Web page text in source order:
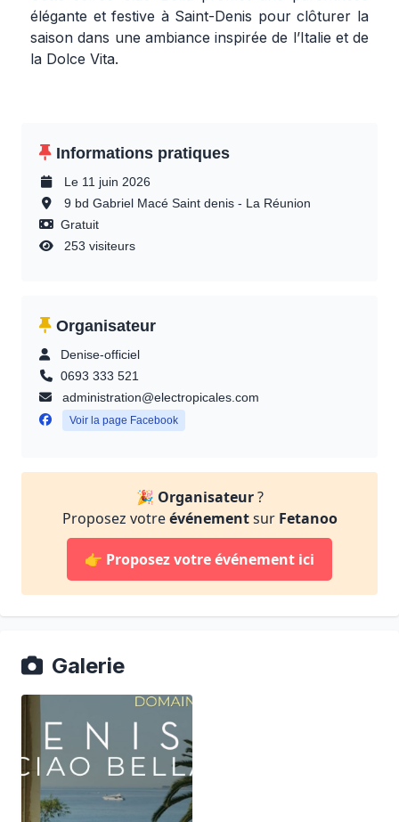
élégante et festive à Saint-Denis pour clôturer la
saison dans une ambiance inspirée de l’Italie et de
la Dolce Vita.
Informations pratiques
Le 11 juin 2026
9 bd Gabriel Macé Saint denis - La Réunion
Gratuit
253 visiteurs
Organisateur
Denise-officiel
0693 333 521
administration@electropicales.com
Voir la page Facebook
🎉 Organisateur?
Proposez votreévénementsur Fetanoo
👉 Proposez votre événement ici
Galerie